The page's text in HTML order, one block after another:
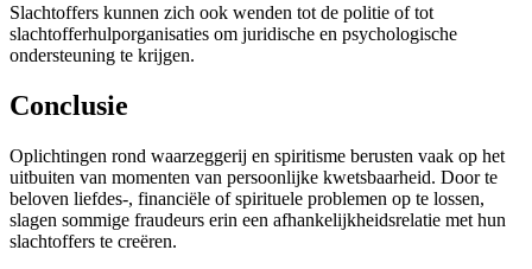
Slachtoffers kunnen zich ook wenden tot de politie of tot
slachtofferhulporganisaties om juridische en psychologische
ondersteuning te krijgen.
Conclusie
Oplichtingen rond waarzeggerij en spiritisme berusten vaak op het
uitbuiten van momenten van persoonlijke kwetsbaarheid. Door te
beloven liefdes-, financiële of spirituele problemen op te lossen,
slagen sommige fraudeurs erin een afhankelijkheidsrelatie met hun
slachtoffers te creëren.